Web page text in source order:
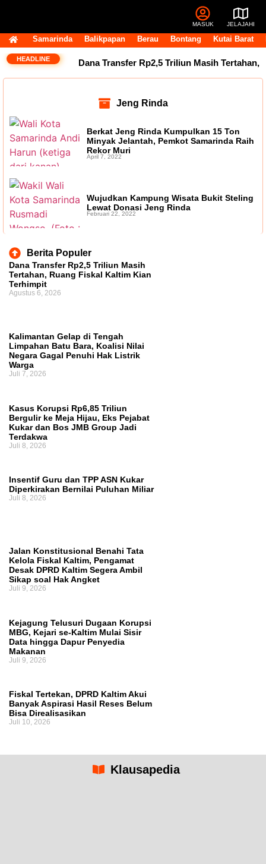
MASUK JELAJAHI
Samarinda Balikpapan Berau Bontang Kutai Barat
HEADLINE Dana Transfer Rp2,5 Triliun Masih Tertahan,
Kaltim Tambah Lima Raperda di Luar
Propemperda, Fokus Perkuat PAD dan
Penyesuaian Organisasi Daerah
Khawatir Proyek Infrastruktur Terganggu
Kosong, BKD Pastikan Dilakukan Objektif dan
Terukur
Tetap Berjalan
Jeng Rinda
Berkat Jeng Rinda Kumpulkan 15 Ton
Minyak Jelantah, Pemkot Samarinda Raih
Rekor Muri
April 7, 2022
Wujudkan Kampung Wisata Bukit Steling
Lewat Donasi Jeng Rinda
Februari 22, 2022
Berita Populer
Dana Transfer Rp2,5 Triliun Masih
Tertahan, Ruang Fiskal Kaltim Kian
Terhimpit
Agustus 6, 2026
Kalimantan Gelap di Tengah
Limpahan Batu Bara, Koalisi Nilai
Negara Gagal Penuhi Hak Listrik
Warga
Juli 7, 2026
Kasus Korupsi Rp6,85 Triliun
Bergulir ke Meja Hijau, Eks Pejabat
Kukar dan Bos JMB Group Jadi
Terdakwa
Juli 8, 2026
Insentif Guru dan TPP ASN Kukar
Diperkirakan Bernilai Puluhan Miliar
Juli 8, 2026
Jalan Konstitusional Benahi Tata
Kelola Fiskal Kaltim, Pengamat
Desak DPRD Kaltim Segera Ambil
Sikap soal Hak Angket
Juli 9, 2026
Kejagung Telusuri Dugaan Korupsi
MBG, Kejari se-Kaltim Mulai Sisir
Data hingga Dapur Penyedia
Makanan
Juli 9, 2026
Fiskal Tertekan, DPRD Kaltim Akui
Banyak Aspirasi Hasil Reses Belum
Bisa Direalisasikan
Juli 10, 2026
Klausapedia